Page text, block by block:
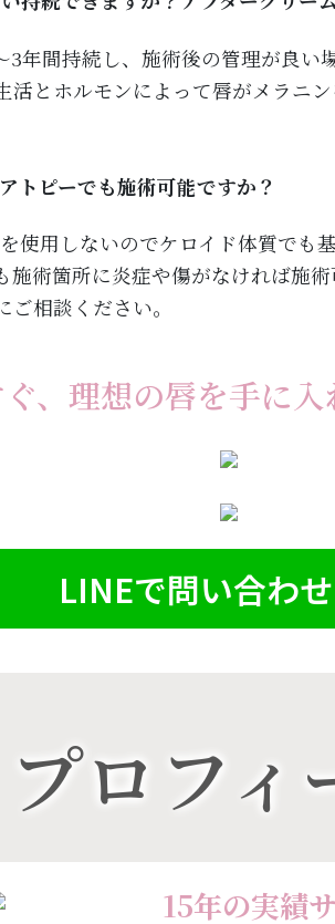
年間持続し、施術後の管理が良い
活とホルモンによって唇がメラニ
トピーでも施術可能ですか？
使用しないのでケロイド体質でも
施術箇所に炎症や傷がなければ施術
相談ください。
、理想の唇を手に入
LINEで問い合わ
プロフィ
15年の実績